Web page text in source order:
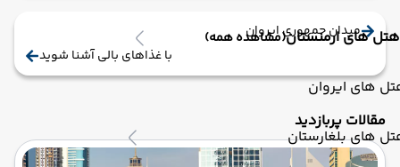
هتل های ارمنستان(مشاهده همه)
های ایروان
های بلغارستان
میدان جمهوری ایروان
با غذاهای بالی آشنا شوید
مقالات پربازدید